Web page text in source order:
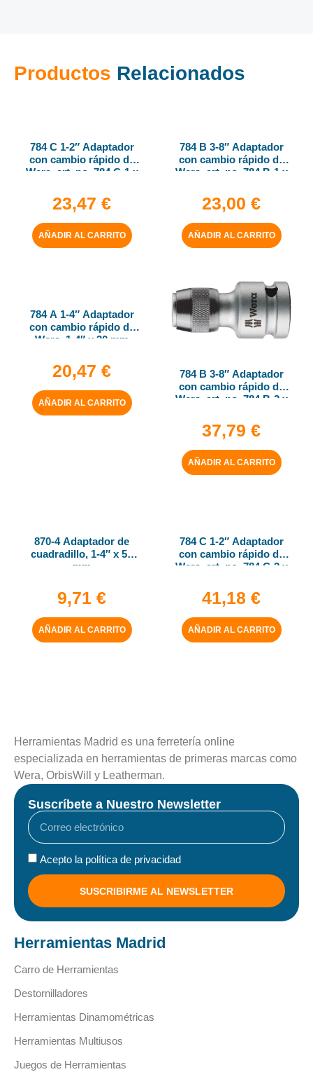
Productos Relacionados
784 C 1-2″ Adaptador
con cambio rápido de
Wera, art. no. 784 C-1 x
23,47 €
AÑADIR AL CARRITO
784 B 3-8″ Adaptador
con cambio rápido de
Wera, art. no. 784 B-1 x
23,00 €
AÑADIR AL CARRITO
784 A 1-4″ Adaptador
con cambio rápido de
Wera, 1-4″ x 30 mm
20,47 €
AÑADIR AL CARRITO
784 B 3-8″ Adaptador
con cambio rápido de
Wera, art. no. 784 B-2 x
37,79 €
AÑADIR AL CARRITO
870-4 Adaptador de
cuadradillo, 1-4″ x 50
mm
9,71 €
AÑADIR AL CARRITO
784 C 1-2″ Adaptador
con cambio rápido de
Wera, art. no. 784 C-2 x
41,18 €
AÑADIR AL CARRITO
Herramientas Madrid es una ferretería online
especializada en herramientas de primeras marcas como
Wera, OrbisWill y Leatherman.
Suscríbete a Nuestro Newsletter
Acepto la política de privacidad
SUSCRIBIRME AL NEWSLETTER
Herramientas Madrid
Carro de Herramientas
Destornilladores
Herramientas Dinamométricas
Herramientas Multiusos
Juegos de Herramientas